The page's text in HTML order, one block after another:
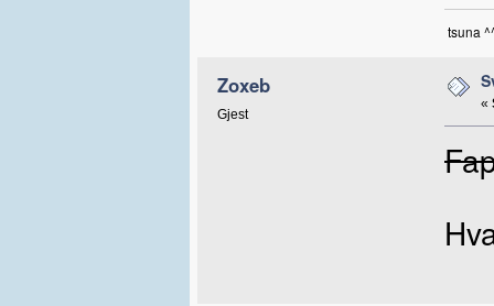
tsuna
Zoxeb
Gjest
«